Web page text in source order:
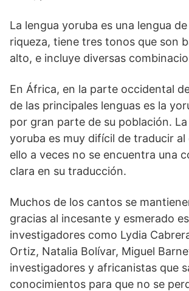
La lengua yoruba es una lengua
riqueza, tiene tres tonos que son
alto, e incluye diversas
En África, en la parte occidental
de las principales lenguas es la
por gran parte de su población. La
yoruba es muy difícil de traducir al
ello a veces no se encuentra una
clara en su traducción.
Muchos de los cantos se
gracias al incesante y esmerado
investigadores como Lydia
Ortiz, Natalia Bolívar, Miguel
investigadores y africanistas que
conocimientos para que no se